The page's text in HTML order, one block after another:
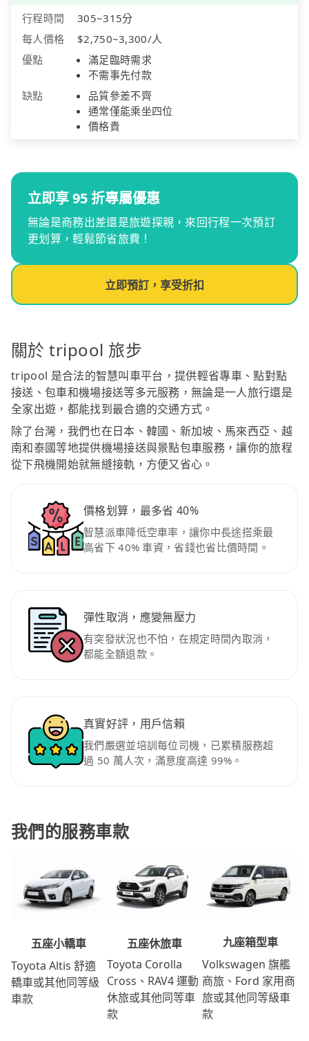
行程時間
305~315分
每人價格
$2,750~3,300/人
優點
滿足臨時需求
不需事先付款
缺點
品質參差不齊
通常僅能乘坐四位
價格貴
立即享 95 折專屬優惠
無論是商務出差還是旅遊探親，來回行程一次預訂
更划算，輕鬆節省旅費！
立即預訂，享受折扣
關於 tripool 旅步
tripool 是合法的智慧叫車平台，提供輕省專車、點對點
接送、包車和機場接送等多元服務，無論是一人旅行還是
全家出遊，都能找到最合適的交通方式。
除了台灣，我們也在日本、韓國、新加坡、馬來西亞、越
南和泰國等地提供機場接送與景點包車服務，讓你的旅程
從下飛機開始就無縫接軌，方便又省心。
價格划算，最多省 40%
智慧派車降低空車率，讓你中長途搭乘最
高省下 40% 車資，省錢也省比價時間。
彈性取消，應變無壓力
有突發狀況也不怕，在規定時間內取消，
都能全額退款。
真實好評，用戶信賴
我們嚴選並培訓每位司機，已累積服務超
過 50 萬人次，滿意度高達 99%。
我們的服務車款
五座小轎車
Toyota Altis 舒適
轎車或其他同等級
車款
五座休旅車
Toyota Corolla
Cross、RAV4 運動
休旅或其他同等車
款
九座箱型車
Volkswagen 旗艦
商旅、Ford 家用商
旅或其他同等級車
款